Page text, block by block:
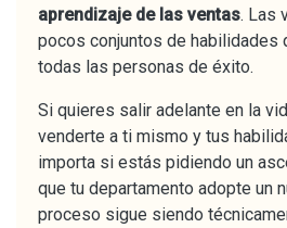
aprendizaje de las ventas. Las
pocos conjuntos de habilidades
todas las personas de éxito.
Si quieres salir adelante en la
venderte a ti mismo y tus
importa si estás pidiendo un
que tu departamento adopte un
proceso sigue siendo